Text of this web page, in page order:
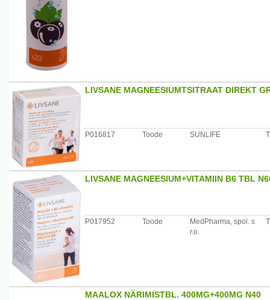
LIVSANE MAGNEESIUMTSITRAAT DIREKT
P016817 Toode SUNLIFE
LIVSANE MAGNEESIUM+VITAMIIN B6 TBL
P017952 Toode
MedPharma, spol. s
r.o.
MAALOX NÄRIMISTBL. 400MG+400MG N40